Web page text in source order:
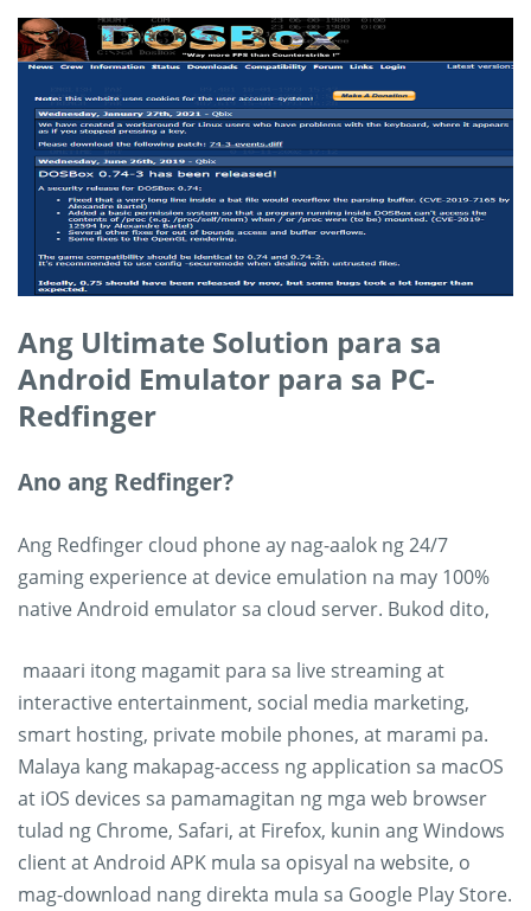
Ang Ultimate Solution para sa
Android Emulator para sa PC-
Redfinger
Ano ang Redfinger?
Ang Redfinger cloud phone ay nag-aalok ng 24/7
gaming experience at device emulation na may 100%
native Android emulator sa cloud server. Bukod dito,
maaari itong magamit para sa live streaming at
interactive entertainment, social media marketing,
smart hosting, private mobile phones, at marami pa.
Malaya kang makapag-access ng application sa macOS
at iOS devices sa pamamagitan ng mga web browser
tulad ng Chrome, Safari, at Firefox, kunin ang Windows
client at Android APK mula sa opisyal na website, o
mag-download nang direkta mula sa Google Play Store.